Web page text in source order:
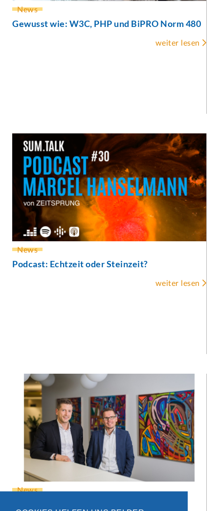
News
Gewusst wie: W3C, PHP und BiPRO Norm 480
weiter lesen 
News
Podcast: Echtzeit oder Steinzeit?
weiter lesen 
News